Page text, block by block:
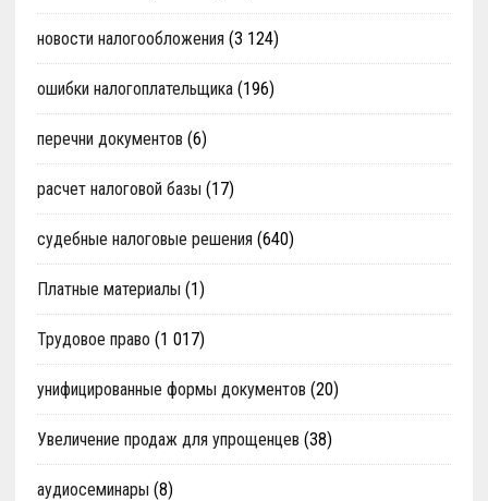
новости налогообложения (3 124)
ошибки налогоплательщика(196)
перечни документов (6)
расчет налоговой базы (17)
судебные налоговые решения (640)
Платные материалы (1)
Трудовое право (1 017)
унифицированные формы документов (20)
Увеличение продаж для упрощенцев (38)
аудиосеминары (8)